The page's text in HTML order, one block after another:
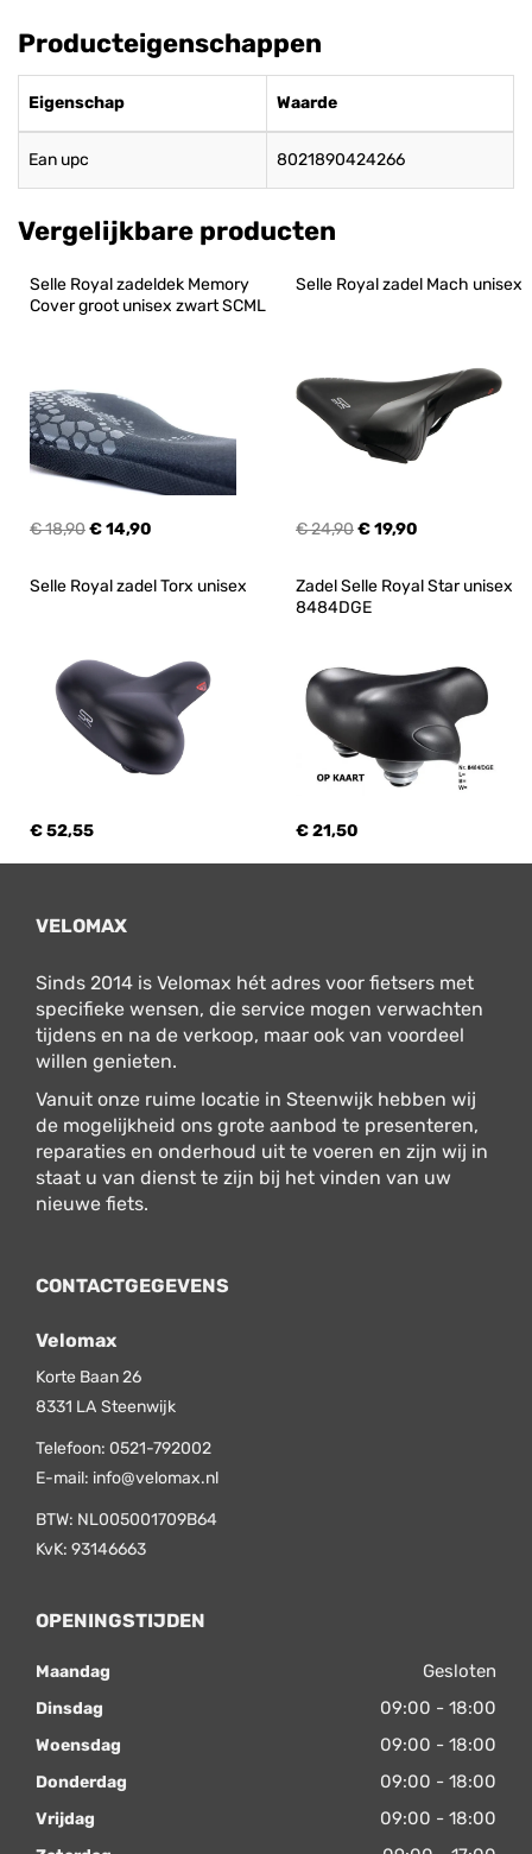
Producteigenschappen
Eigenschap Waarde
Ean upc 8021890424266
Vergelijkbare producten
Selle Royal zadeldek Memory
Cover groot unisex zwart SCML
€ 18,90€ 14,90
Selle Royal zadel Mach unisex
€ 24,90€ 19,90
Selle Royal zadel Torx unisex
€ 52,55
Zadel Selle Royal Star unisex
8484DGE
€ 21,50
VELOMAX
Sinds 2014 is Velomax hét adres voor fietsers met
specifieke wensen, die service mogen verwachten
tijdens en na de verkoop, maar ook van voordeel
willen genieten.
Vanuit onze ruime locatie in Steenwijk hebben wij
de mogelijkheid ons grote aanbod te presenteren,
reparaties en onderhoud uit te voeren en zijn wij in
staat u van dienst te zijn bij het vinden van uw
nieuwe fiets.
CONTACTGEGEVENS
Velomax
Korte Baan 26
8331 LA Steenwijk
Telefoon: 0521-792002
E-mail: info@velomax.nl
BTW: NL005001709B64
KvK: 93146663
OPENINGSTIJDEN
Maandag Gesloten
Dinsdag 09:00 - 18:00
Woensdag 09:00 - 18:00
Donderdag 09:00 - 18:00
Vrijdag 09:00 - 18:00